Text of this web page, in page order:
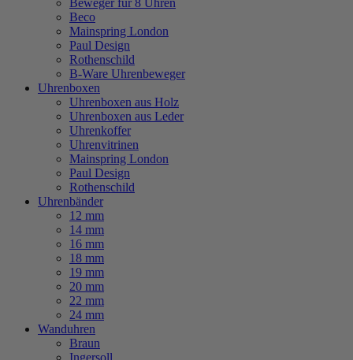
Beweger für 8 Uhren
Beco
Mainspring London
Paul Design
Rothenschild
B-Ware Uhrenbeweger
Uhrenboxen
Uhrenboxen aus Holz
Uhrenboxen aus Leder
Uhrenkoffer
Uhrenvitrinen
Mainspring London
Paul Design
Rothenschild
Uhrenbänder
12 mm
14 mm
16 mm
18 mm
19 mm
20 mm
22 mm
24 mm
Wanduhren
Braun
Ingersoll